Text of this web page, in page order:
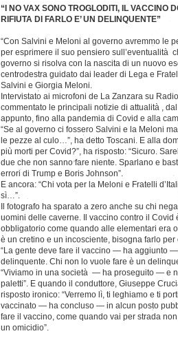
“I NO VAX SONO TROGLODITI, IL VACCINO
RIFIUTA DI FARLO E’ UN DELINQUENTE”
“Con Salvini e Meloni al governo avremmo le
per esprimere il suo pensiero sull’eventualità
governo si risolva con la nascita di un nuovo
centrodestra guidato dai leader di Lega e
Salvini e Giorgia Meloni.
Intervistato ai microfoni de La Zanzara su
commentato le principali notizie di attualità ,
appunto, fino alla pandemia di Covid e alla
“Se al governo ci fossero Salvini e la Meloni
le pezze al culo…”, ha detto Toscani. E alla
più morti per Covid?”, ha risposto: “Sicuro.
due che non sanno fare niente. Sparlano e
errori di Trump e Boris Johnson”.
E ancora: “Chi vota per la Meloni e Fratelli
sì…”.
Il fotografo ha sparato a zero anche su chi
uomini delle caverne. Il vaccino contro il
obbligatorio come quando alle elementari era
è un cretino e un incosciente, bisogna farlo
“La gente deve fare il vaccino — ha aggiunto
delinquente. Chi non lo vuole fare è un
“Viviamo in una società — ha proseguito — e
paletti”. E quando il conduttore, Giuseppe
risposto ironico: “Verremo lì, ti leghiamo e ti
vaccinato — ha concluso — in alcun posto
fare il vaccino, come quando vai per strada
un omicidio”.